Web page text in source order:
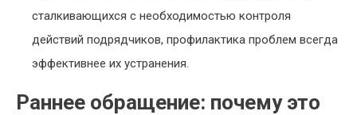
сталкивающихся с необходимостью контроля
действий подрядчиков, профилактика проблем всегда
эффективнее их устранения.
Раннее обращение: почему это